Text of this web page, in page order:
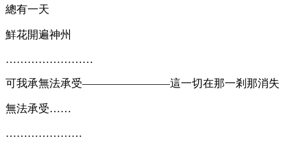
總有一天
鮮花開遍神州
……………………
可我承無法承受————————這一切在那一剎那消失
無法承受……
…………………